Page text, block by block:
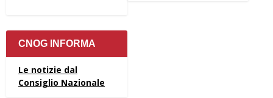
CNOG INFORMA
Le notizie dal
Consiglio Nazionale